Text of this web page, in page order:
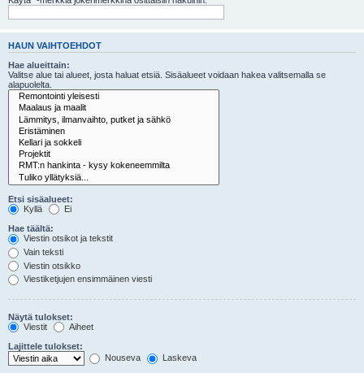
HAUN VAIHTOEHDOT
Hae alueittain:
Valitse alue tai alueet, josta haluat etsiä. Sisäalueet voidaan hakea valitsemalla se
alapuolelta.
Etsi sisäalueet:
Kyllä
Ei
Hae täältä:
Viestin otsikot ja tekstit
Vain teksti
Viestin otsikko
Viestiketjujen ensimmäinen viesti
Näytä tulokset:
Viestit
Aiheet
Lajittele tulokset:
Nouseva
Laskeva